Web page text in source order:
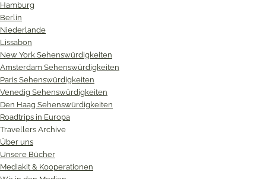
Hamburg
Berlin
Niederlande
Lissabon
New York Sehenswürdigkeiten
Amsterdam Sehenswürdigkeiten
Paris Sehenswürdigkeiten
Venedig Sehenswürdigkeiten
Den Haag Sehenswürdigkeiten
Roadtrips in Europa
Travellers Archive
Über uns
Unsere Bücher
Mediakit & Kooperationen